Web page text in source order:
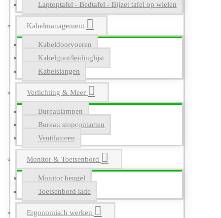
Laptoptafel - Bedtafel - Bijzet tafel op wielen
Kabelmanagement
Kabeldoorvoeren
Kabelgoot/leidinglijst
Kabelslangen
Verlichting & Meer
Bureaulampen
Bureau stopcontacten
Ventilatoren
Monitor & Toetsenbord
Monitor beugel
Toetsenbord lade
Ergonomisch werken